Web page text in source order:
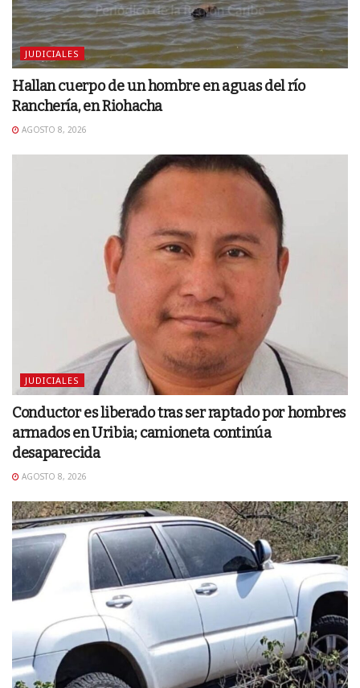
JUDICIALES
Hallan cuerpo de un hombre en aguas del río
Ranchería, en Riohacha
AGOSTO 8, 2026
JUDICIALES
Conductor es liberado tras ser raptado por hombres
armados en Uribia; camioneta continúa
desaparecida
AGOSTO 8, 2026